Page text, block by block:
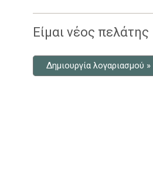
Είμαι νέος πελάτης
Δημιουργία λογαριασμού »